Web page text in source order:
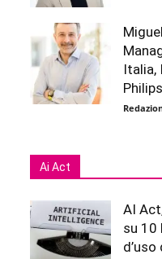
Italia,
Philips
Ai Act
AI
su 10